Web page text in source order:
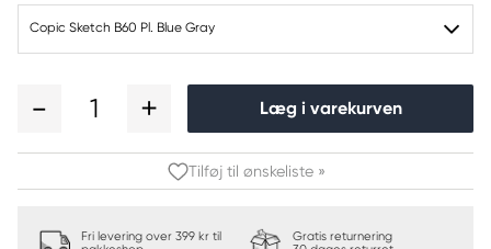
Copic Sketch B60 Pl. Blue Gray
1 Læg i varekurven
Tilføj til ønskeliste »
Fri levering over 399 kr til
Gratis returnering